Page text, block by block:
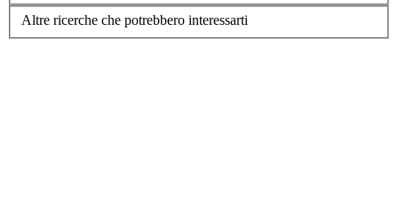
Altre ricerche che potrebbero interessarti